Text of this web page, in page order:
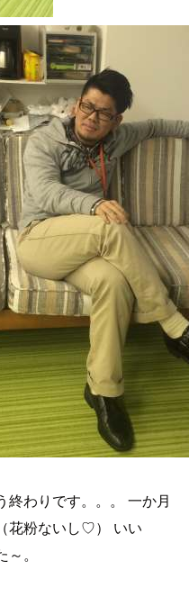
終わりです。。。 一か月
花粉ないし♡） いい
。